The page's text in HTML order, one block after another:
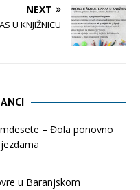
NEXT
U KNJIŽNICU
– Đola ponovno
u Baranjskom